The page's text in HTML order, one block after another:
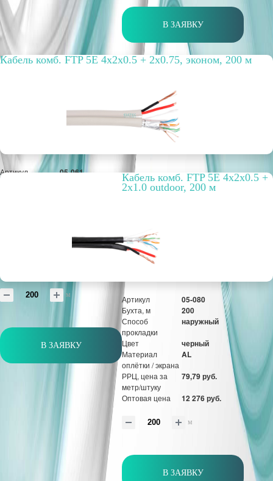
В ЗАЯВКУ
Кабель комб. FTP 5E 4x2x0.5 + 2x0.75, эконом, 200 м
Артикул 05-061
32,28 руб.
м
В ЗАЯВКУ
Кабель комб. FTP 5E 4x2x0.5 +
2x1.0 outdoor, 200 м
Артикул 05-080
Бухта, м 200
Способ
прокладки
наружный
Цвет черный
Материал
оплётки / экрана
AL
РРЦ, цена за
метр/штуку
79,79 руб.
Оптовая цена 12 276 руб.
м
В ЗАЯВКУ